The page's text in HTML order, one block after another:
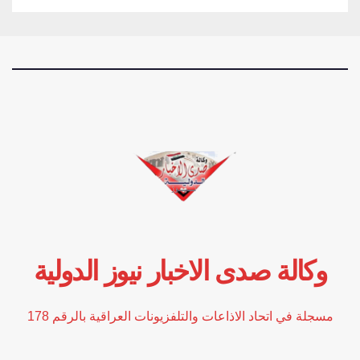
وكالة صدى الاخبار نيوز الدولية
مسجلة في اتحاد الاذاعات والتلفزيونات العراقية بالرقم 178